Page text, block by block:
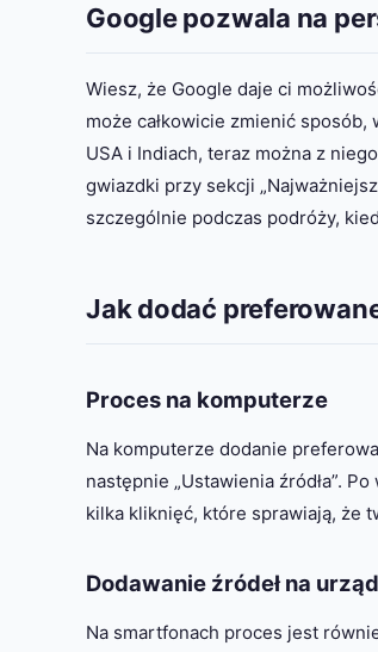
Google pozwala na
Wiesz, że Google daje ci
może całkowicie zmienić
USA i Indiach, teraz można z
gwiazdki przy sekcji
szczególnie podczas podróży,
Jak dodać
Proces na komputerze
Na komputerze dodanie
następnie „Ustawienia źródła”.
kilka kliknięć, które sprawiają, że
Dodawanie źródeł na
Na smartfonach proces jest